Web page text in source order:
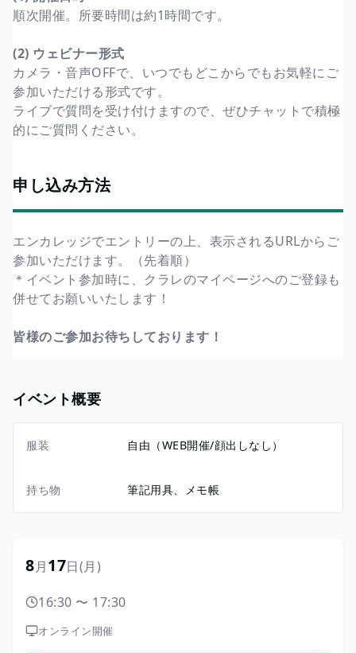
順次開催。所要時間は約1時間です。
(2) ウェビナー形式
カメラ・音声OFFで、いつでもどこからでもお気軽にご
参加いただける形式です。
ライブで質問を受け付けますので、ぜひチャットで積極
的にご質問ください。
申し込み方法
エンカレッジでエントリーの上、表示されるURLからご
参加いただけます。（先着順）
＊イベント参加時に、クラレのマイページへのご登録も
併せてお願いいたします！
皆様のご参加お待ちしております！
イベント概要
服装 自由（WEB開催/顔出しなし）
持ち物 筆記用具、メモ帳
8月17日(月)
16:30 〜 17:30
オンライン開催